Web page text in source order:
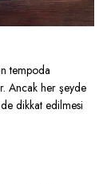
tempoda
Ancak her şeyde
dikkat edilmesi